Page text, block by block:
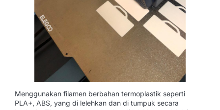
Menggunakan filamen berbahan termoplastik seperti
PLA+, ABS, yang di lelehkan dan di tumpuk secara